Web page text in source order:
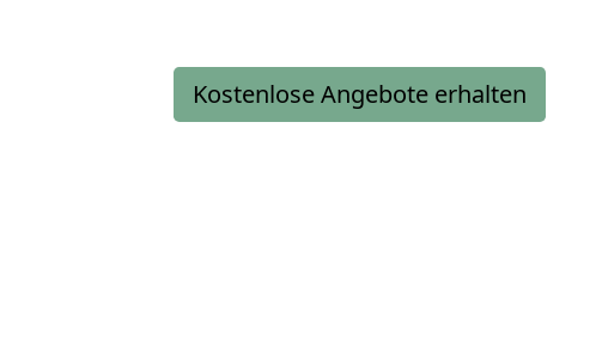
Kostenlose Angebote erhalten